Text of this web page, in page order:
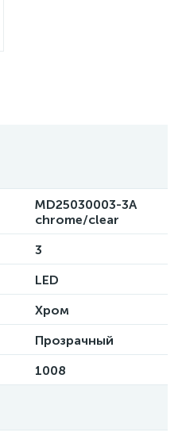
MD25030003-3A
chrome/clear
3
LED
Хром
Прозрачный
1008